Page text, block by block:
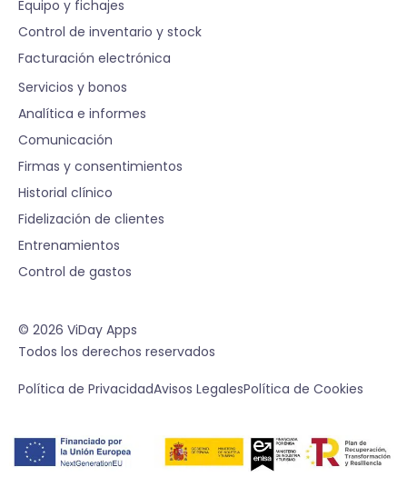
Equipo y fichajes
Control de inventario y stock
Facturación electrónica
Servicios y bonos
Analítica e informes
Comunicación
Firmas y consentimientos
Historial clínico
Fidelización de clientes
Entrenamientos
Control de gastos
© 2026 ViDay Apps
Todos los derechos reservados
Política de PrivacidadAvisos LegalesPolítica de Cookies